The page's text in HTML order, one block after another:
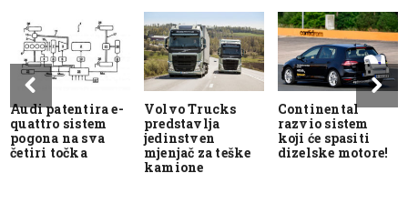
Audi patentira e-
quattro sistem
pogona na sva
četiri točka
Volvo Trucks
predstavlja
jedinstven
mjenjač za teške
kamione
Continental
razvio sistem
koji će spasiti
dizelske motore!